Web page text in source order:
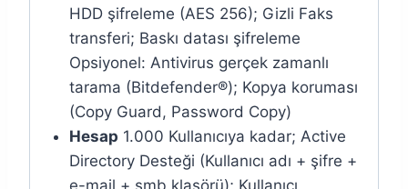
HDD şifreleme (AES 256); Gizli Faks
transferi; Baskı datası şifreleme
Opsiyonel: Antivirus gerçek zamanlı
tarama (Bitdefender®); Kopya koruması
(Copy Guard, Password Copy)
Hesap 1.000 Kullanıcıya kadar; Active
Directory Desteği (Kullanıcı adı + şifre +
e-mail + smb klasörü); Kullanıcı